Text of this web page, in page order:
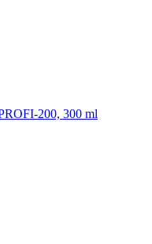
200, 300 ml